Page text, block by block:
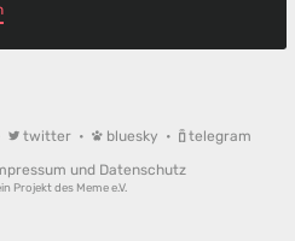
twitter • bluesky •
telegram
und Datenschutz
Projekt des Meme e.V.